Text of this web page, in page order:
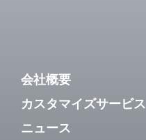
会社概要
カスタマイズサービス
ニュース